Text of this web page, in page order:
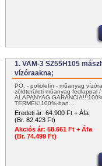
1. VAM-3 SZ55H105
vízóraakna;
PO. - poliolefin - műanyag
zöldterületi műanyag fedlappal
ALAPANYAG
TERMÉK!100%-ban…
Eredeti ár: 64.900 Ft + Áfa
(Br. 82.423 Ft)
Akciós ár: 58.661 Ft + Áfa
(Br. 74.499 Ft)